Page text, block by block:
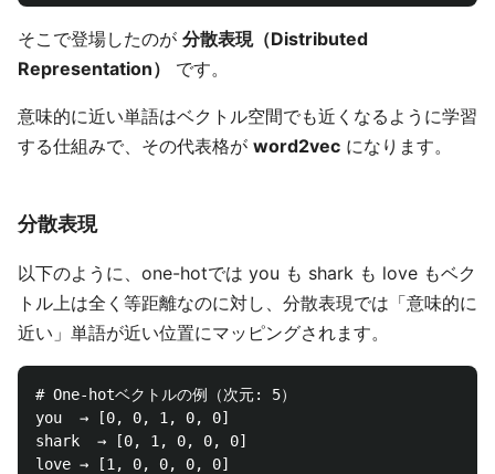
そこで登場したのが 分散表現（Distributed
Representation）
です。
意味的に近い単語はベクトル空間でも近くなるように学習
する仕組みで、その代表格が word2vec になります。
分散表現
以下のように、one-hotでは you も shark も love もベク
トル上は全く等距離なのに対し、分散表現では「意味的に
近い」単語が近い位置にマッピングされます。
# One-hotベクトルの例（次元: 5）
you  → [0, 0, 1, 0, 0]
shark  → [0, 1, 0, 0, 0]
love → [1, 0, 0, 0, 0]